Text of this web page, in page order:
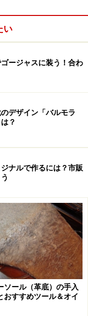
ーをとり、靴全体
ームを落とすのが
きれいな面で拭き
十分ですが、コバや
ので、気持ち念入り
順2：栄養を入
ームを塗り、靴に水
米粒2～3粒程度と
ッと広げましょう。
この専用ブラシがあ
い
ージャスに装う！合わ
デザイン「バルモラ
？
ナルで作るには？市販
ソール（革底）の手入
おすすめツール＆オイ